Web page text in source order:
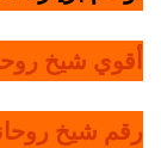
أقوي شيخ
رقم شيخ